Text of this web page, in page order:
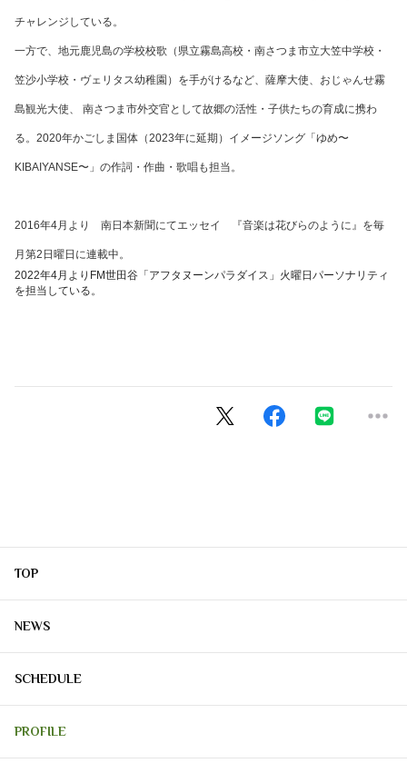
チャレンジしている。
一方で、地元鹿児島の学校校歌（県立霧島高校・南さつま市立大笠中学校・
笠沙小学校・ヴェリタス幼稚園）を手がけるなど、薩摩大使、おじゃんせ霧
島観光大使、 南さつま市外交官として故郷の活性・子供たちの育成に携わ
る。2020年かごしま国体（2023年に延期）イメージソング「ゆめ〜
KIBAIYANSE〜」の作詞・作曲・歌唱も担当。
2016年4月より 南日本新聞にてエッセイ 『音楽は花びらのように』を毎
月第2日曜日に連載中。
2022年4月より FM世田谷「アフタヌーンパラダイス」火曜日パーソナリティ
を担当している。
TOP
NEWS
SCHEDULE
PROFILE